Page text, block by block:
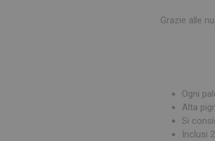
Grazie alle
Ogni
Alta
Si
Inclusi